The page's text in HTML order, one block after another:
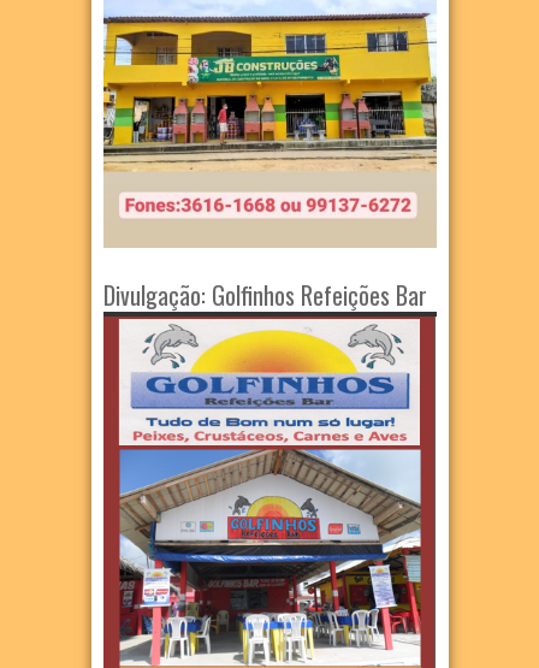
Divulgação: Golfinhos Refeições Bar